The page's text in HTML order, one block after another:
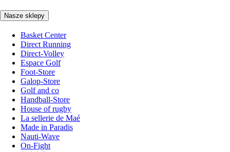
Nasze sklepy
Basket Center
Direct Running
Direct-Volley
Espace Golf
Foot-Store
Galop-Store
Golf and co
Handball-Store
House of rugby
La sellerie de Maé
Made in Paradis
Nauti-Wave
On-Fight